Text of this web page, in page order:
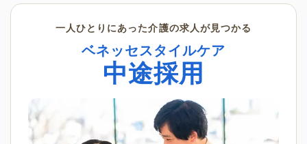
一人ひとりにあった介護の求人が見つかる
ベネッセスタイルケア
中途採用